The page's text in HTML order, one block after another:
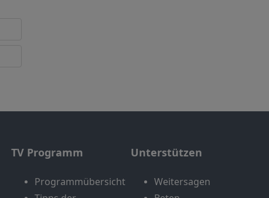
TV Programm
Programmübersicht
Unterstützen
Weitersagen